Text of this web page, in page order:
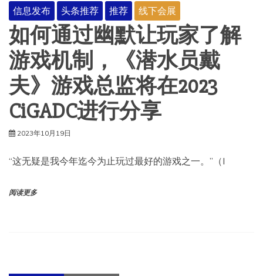
信息发布 头条推荐 推荐 线下会展
如何通过幽默让玩家了解
游戏机制，《潜水员戴
夫》游戏总监将在2023
CiGADC进行分享
2023年10月19日
“这无疑是我今年迄今为止玩过最好的游戏之一。”（I
阅读更多